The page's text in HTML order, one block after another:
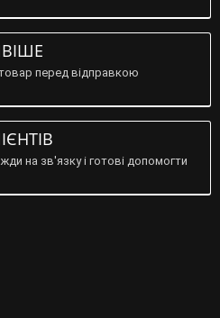
перед відправкою
на зв'язку і готові допомогти